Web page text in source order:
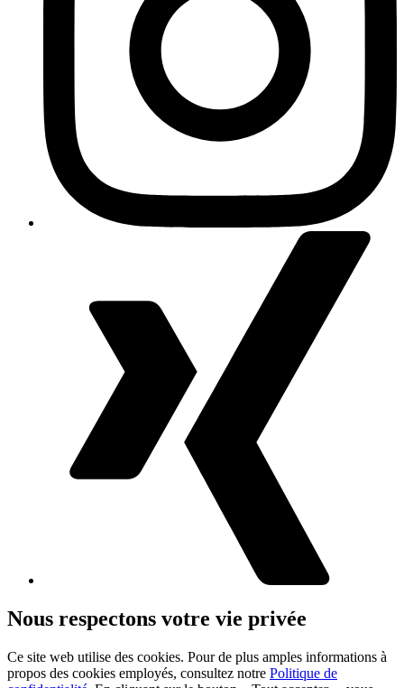
Nous respectons votre vie privée
Ce site web utilise des cookies. Pour de plus amples informations à
propos des cookies employés, consultez notre Politique de